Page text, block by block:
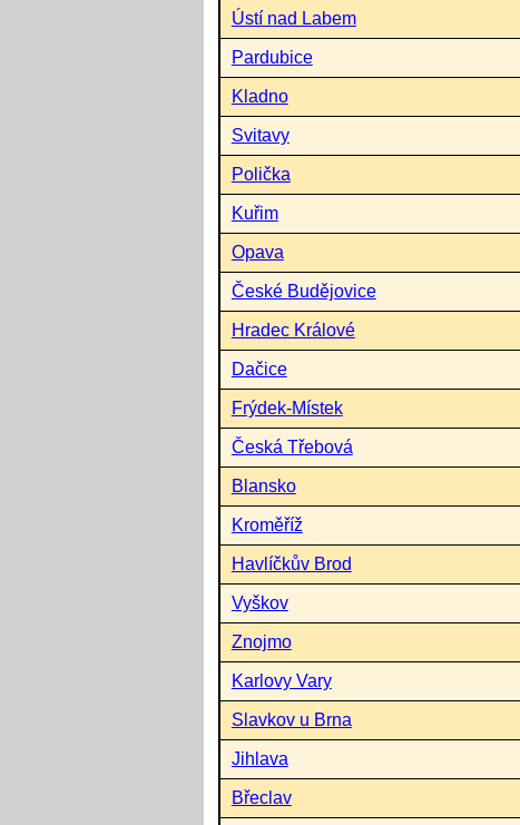
Ústí nad Labem
Pardubice
Kladno
Svitavy
Polička
Kuřim
Opava
České Budějovice
Hradec Králové
Dačice
Frýdek-Místek
Česká Třebová
Blansko
Kroměříž
Havlíčkův Brod
Vyškov
Znojmo
Karlovy Vary
Slavkov u Brna
Jihlava
Břeclav